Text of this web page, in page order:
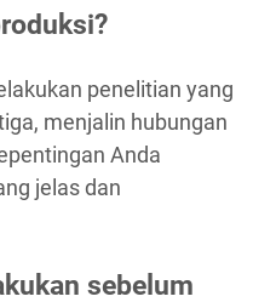
penelitian yang
menjalin hubungan
Anda
jelas dan
sebelum